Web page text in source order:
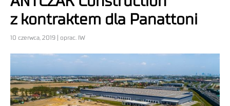
z kontraktem dla Panattoni
10 czerwca, 2019 | oprac. IW